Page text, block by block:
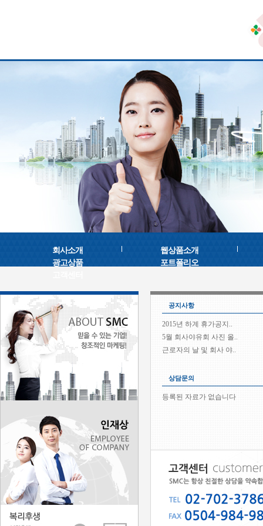
회사소개
웹상품소개
광고상품
포트폴리오
공지사항
2015년 하계 휴가공지..
5월 회사야유회 사진 올..
근로자의 날 및 회사 야..
모바일 통합검색 광고 U..
쇼핑몰 외주 표준제작상품..
광고상품 및 포트폴리오 ..
상담문의
등록된 자료가 없습니다